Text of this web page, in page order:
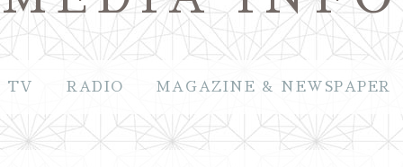
TV RADIO MAGAZINE & NEWSPAPER